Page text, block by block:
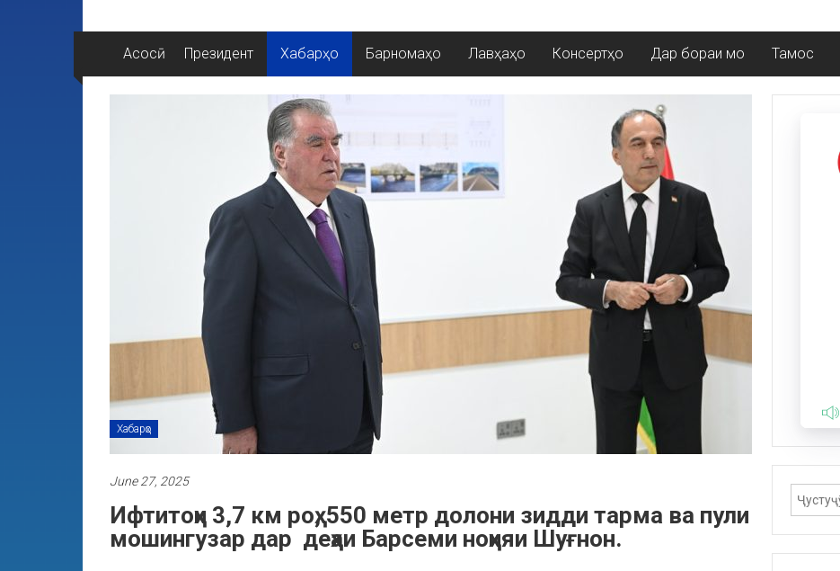
Асосӣ Президент Хабарҳо Барномаҳо Лавҳаҳо Консертҳо Дар бораи мо Тамос
Хабарҳо
June 27, 2025
Ифтитоҳи 3,7 км роҳ, 550 метр долони зидди тарма ва пули
мошингузар дар деҳаи Барсеми ноҳияи Шуғнон.